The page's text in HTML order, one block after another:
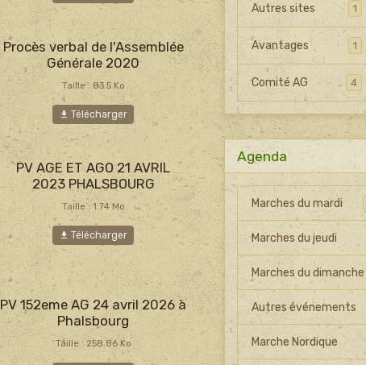
Procès verbal de l'Assemblée
Générale 2020
Taille : 83.5 Ko
Télécharger
PV AGE ET AGO 21 AVRIL
2023 PHALSBOURG
Taille : 1.74 Mo
Télécharger
PV 152eme AG 24 avril 2026 à
Phalsbourg
Taille : 258.86 Ko
Autres sites 1
Avantages 1
Comité AG 4
Agenda
Marches du mardi
Marches du jeudi
Marches du dimanche
Autres événements
Marche Nordique